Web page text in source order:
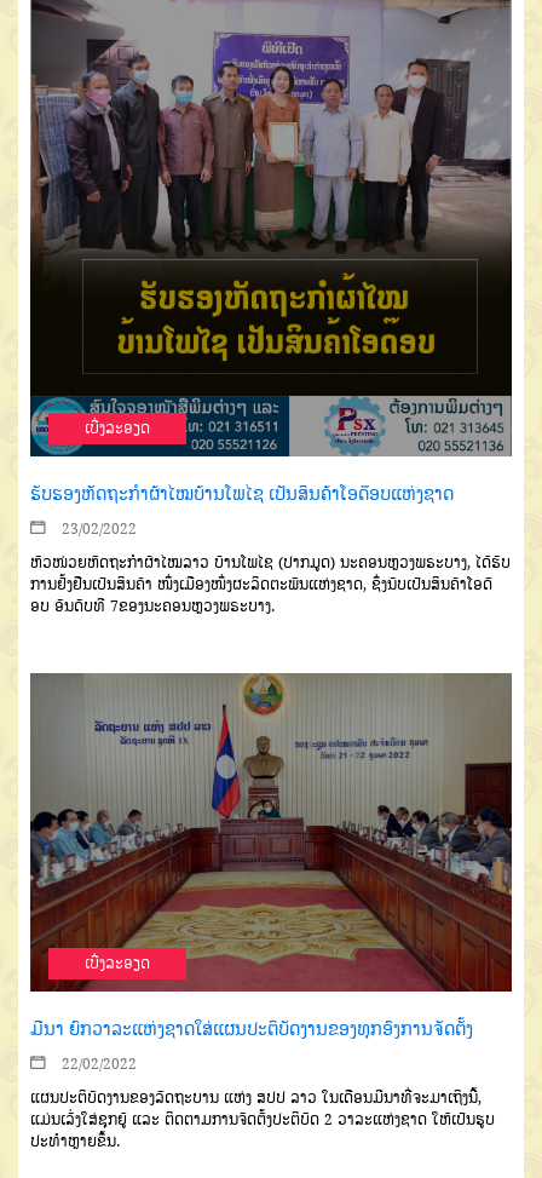
ເບີ່ງລະອຽດ
ຮັບຮອງຫັດຖະກຳຜ້າໄໝບ້ານໂພໄຊ ເປັນສິນຄ້າໂອດ໊ອບແຫ່ງຊາດ
23/02/2022
ຫົວໜ່ວຍຫັດຖະກຳຜ້າໄໝລາວ ບ້ານໂພໄຊ (ປາກມູດ) ນະຄອນຫຼວງພຣະບາງ, ໄດ້ຮັບ
ການຢັ້ງຢືນເປັນສິນຄ້າ ໜຶ່ງເມືອງໜຶ່ງຜະລິດຕະພັນແຫ່ງຊາດ, ຊຶ່ງນັບເປັນສິນຄ້າໂອດ໊
ອບ ອັນດັບທີ 7ຂອງນະຄອນຫຼວງພຣະບາງ.
ເບີ່ງລະອຽດ
ມີນາ ຍົກວາລະແຫ່ງຊາດໃສ່ແຜນປະຕິບັດງານຂອງທຸກອົງການຈັດຕັ້ງ
22/02/2022
ແຜນປະຕິບັດງານຂອງລັດຖະບານ ແຫ່ງ ສປປ ລາວ ໃນເດືອນມີນາທີ່ຈະມາເຖິງນີ້,
ແມ່ນເລັ່ງໃສ່ຊຸກຍູ້ ແລະ ຕິດຕາມການຈັດຕັ້ງປະຕິບັດ 2 ວາລະແຫ່ງຊາດ ໃຫ້ເປັນຮູບ
ປະທຳຫຼາຍຂຶ້ນ.